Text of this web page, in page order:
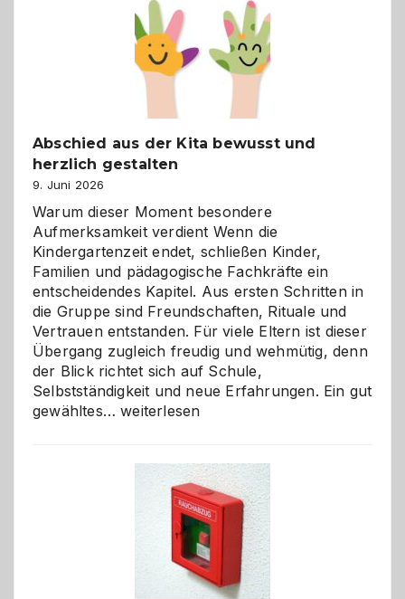
besser
verstehen
Abschied aus der Kita bewusst und
herzlich gestalten
9. Juni 2026
Warum dieser Moment besondere
Aufmerksamkeit verdient Wenn die
Kindergartenzeit endet, schließen Kinder,
Familien und pädagogische Fachkräfte ein
entscheidendes Kapitel. Aus ersten Schritten in
die Gruppe sind Freundschaften, Rituale und
Vertrauen entstanden. Für viele Eltern ist dieser
Übergang zugleich freudig und wehmütig, denn
der Blick richtet sich auf Schule,
Selbstständigkeit und neue Erfahrungen. Ein gut
gewähltes…Abschied
bewusst
herzlich
gestalten
weiterlesen